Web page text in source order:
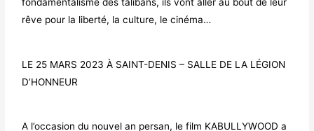
rêve pour la liberté, la culture, le cinéma…
LE 25 MARS 2023 À SAINT-DENIS – SALLE DE LA LÉGION
D’HONNEUR
A l’occasion du nouvel an persan, le film KABULLYWOOD a